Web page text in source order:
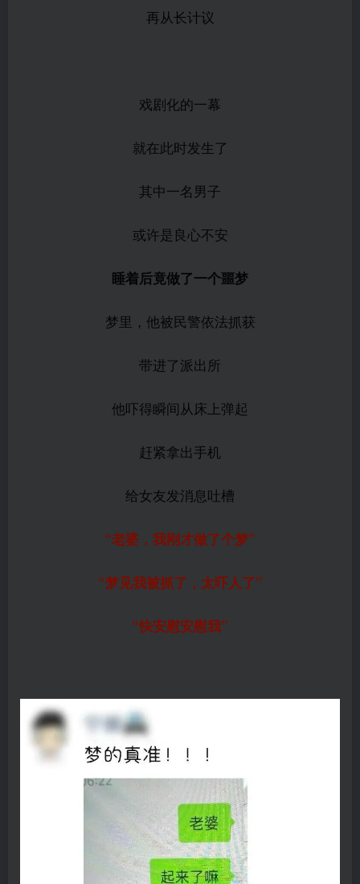
再从长计议
戏剧化的一幕
就在此时发生了
其中一名男子
或许是良心不安
睡着后竟做了一个噩梦
梦里，他被民警依法抓获
带进了派出所
他吓得瞬间从床上弹起
赶紧拿出手机
给女友发消息吐槽
“老婆，我刚才做了个梦”
“梦见我被抓了，太吓人了”
“快安慰安慰我”